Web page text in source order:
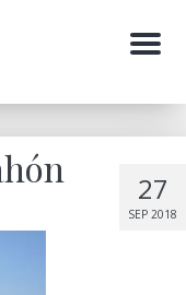
Menu
27
SEP 2018